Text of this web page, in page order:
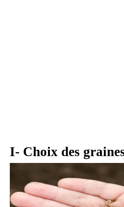
I- Choix des